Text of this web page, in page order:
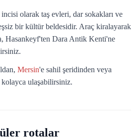
olarak taş evleri, dar sokakları ve
bir kültür beldesidir. Araç kiralayarak
Hasankeyf'ten Dara Antik Kenti'ne
Mersin'e sahil şeridinden veya
kolayca ulaşabilirsiniz.
rotalar